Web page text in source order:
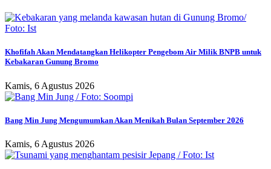
Khofifah Akan Mendatangkan Helikopter Pengebom Air Milik BNPB untuk
Kebakaran Gunung Bromo
Kamis, 6 Agustus 2026
Bang Min Jung Mengumumkan Akan Menikah Bulan September 2026
Kamis, 6 Agustus 2026